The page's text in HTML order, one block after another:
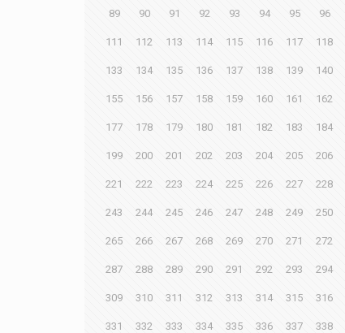
89 90 91 92 93 94 95 96
111 112 113 114 115 116 117 118
133 134 135 136 137 138 139 140
155 156 157 158 159 160 161 162
177 178 179 180 181 182 183 184
199 200 201 202 203 204 205 206
221 222 223 224 225 226 227 228
243 244 245 246 247 248 249 250
265 266 267 268 269 270 271 272
287 288 289 290 291 292 293 294
309 310 311 312 313 314 315 316
331 332 333 334 335 336 337 338